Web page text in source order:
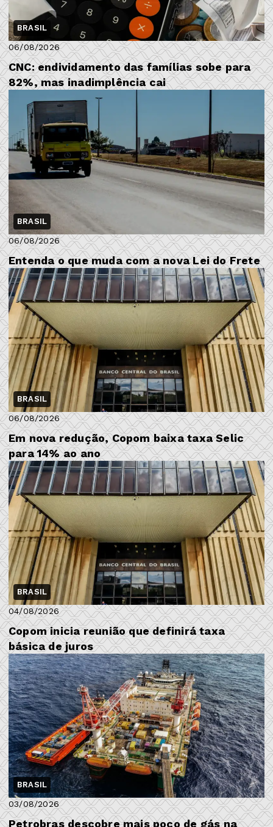
BRASIL
06/08/2026
CNC: endividamento das famílias sobe para
82%, mas inadimplência cai
BRASIL
06/08/2026
Entenda o que muda com a nova Lei do Frete
BRASIL
06/08/2026
Em nova redução, Copom baixa taxa Selic
para 14% ao ano
BRASIL
04/08/2026
Copom inicia reunião que definirá taxa
básica de juros
BRASIL
03/08/2026
Petrobras descobre mais poço de gás na